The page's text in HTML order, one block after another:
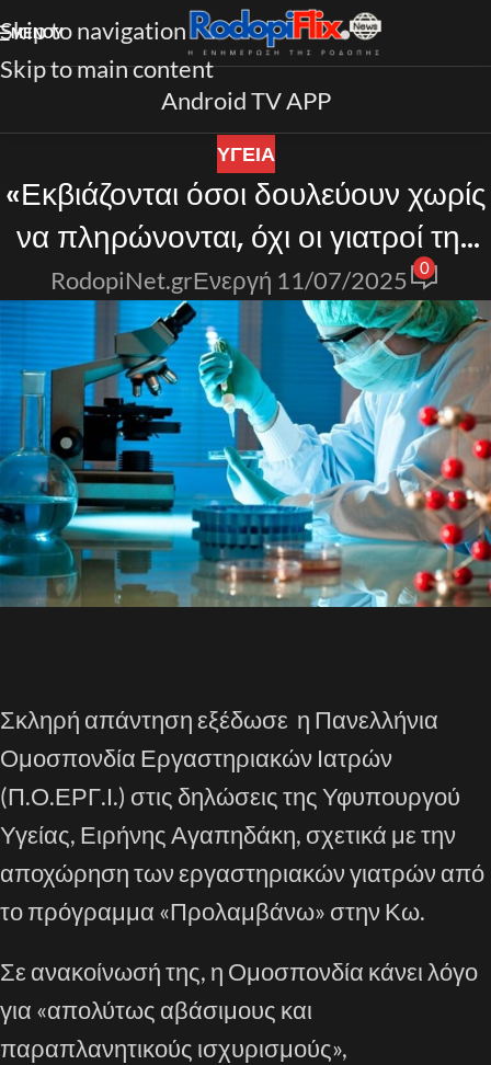
Skip to navigation
Skip to main content
ΜΕΝΟΎ
Android TV APP
ΥΓΕΙΑ
«Εκβιάζονται όσοι δουλεύουν χωρίς
να πληρώνονται, όχι οι γιατροί της
Κω»
RodopiNet.grΕνεργή 11/07/2025 0
Σκληρή απάντηση εξέδωσε η Πανελλήνια
Ομοσπονδία Εργαστηριακών Ιατρών
(Π.Ο.ΕΡΓ.Ι.) στις δηλώσεις της Υφυπουργού
Υγείας, Ειρήνης Αγαπηδάκη, σχετικά με την
αποχώρηση των εργαστηριακών γιατρών από
το πρόγραμμα «Προλαμβάνω» στην Κω.
Σε ανακοίνωσή της, η Ομοσπονδία κάνει λόγο
για «απολύτως αβάσιμους και
παραπλανητικούς ισχυρισμούς»,